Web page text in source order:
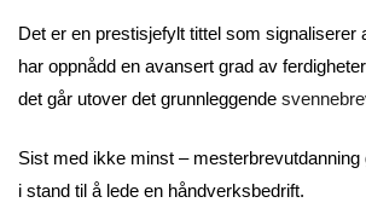
Det er en prestisjefylt tittel som signaliserer
har oppnådd en avansert grad av
det går utover det grunnleggende
Sist med ikke minst –
i stand til å lede en håndverksbedrift.